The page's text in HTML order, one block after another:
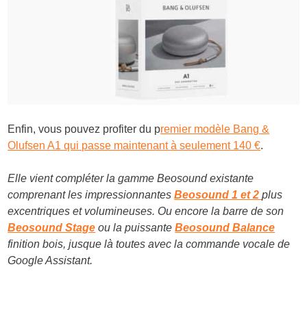
Enfin, vous pouvez profiter du premier modèle Bang &
Olufsen A1 qui passe maintenantà seulement 140 €.
Elle vient compléter la gamme Beosound existante
comprenant lesimpressionnantesBeosound 1 et 2plus
excentriques et volumineuses. Ou encore la barre de son
Beosound Stage ou la puissanteBeosound Balance
finition bois, jusque là toutes avec la commande vocale de
Google Assistant.